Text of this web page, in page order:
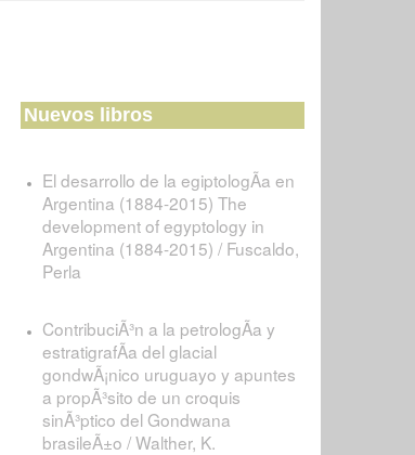
Nuevos libros
El desarrollo de la egiptologÃ­a en
Argentina (1884-2015) The
development of egyptology in
Argentina (1884-2015) / Fuscaldo,
Perla
ContribuciÃ³n a la petrologÃ­a y
estratigrafÃ­a del glacial
gondwÃ¡nico uruguayo y apuntes
a propÃ³sito de un croquis
sinÃ³ptico del Gondwana
brasileÃ±o / Walther, K.